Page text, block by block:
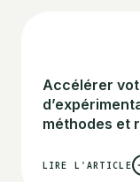
Accélérer
méthodes et
LIRE L'ARTICLE